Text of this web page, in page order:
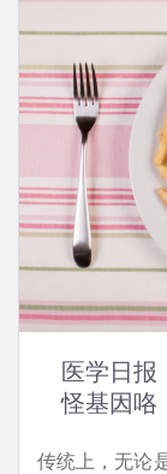
医学日报
怪基因咯
传统上，无论